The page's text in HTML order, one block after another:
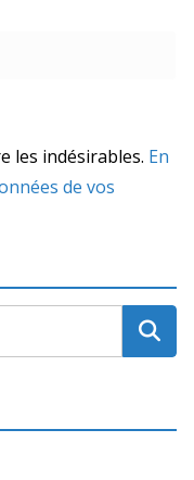
les indésirables. En
de vos